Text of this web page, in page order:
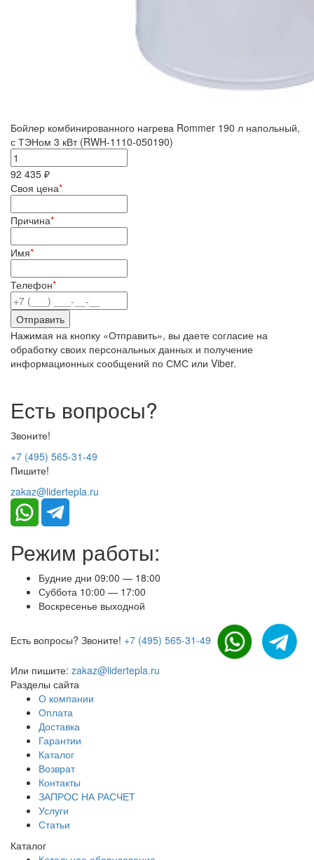
Бойлер комбинированного нагрева Rommer 190 л напольный,
с ТЭНом 3 кВт (RWH-1110-050190)
92 435 ₽
Своя цена*
Причина*
Имя*
Телефон*
Нажимая на кнопку «Отправить», вы даете согласие на
обработку своих персональных данных и получение
информационных сообщений по СМС или Viber.
Есть вопросы?
Звоните!
+7 (495) 565-31-49
Пишите!
zakaz@lidertepla.ru
Режим работы:
Будние дни 09:00 — 18:00
Суббота 10:00 — 17:00
Воскресенье выходной
Есть вопросы? Звоните! +7 (495) 565-31-49
Или пишите: zakaz@lidertepla.ru
Разделы сайта
О компании
Оплата
Доставка
Гарантии
Каталог
Возврат
Контакты
ЗАПРОС НА РАСЧЕТ
Услуги
Статьи
Каталог